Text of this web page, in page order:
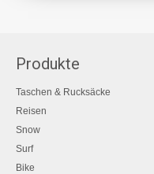
Produkte
Taschen & Rucksäcke
Reisen
Snow
Surf
Bike